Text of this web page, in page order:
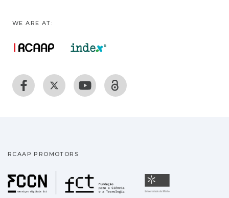
WE ARE AT:
RCAAP PROMOTORS
Fundação para a